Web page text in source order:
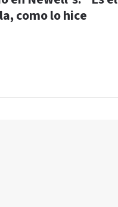
como lo hice